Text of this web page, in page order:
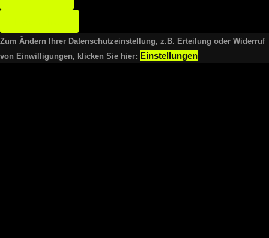
Zum Ändern Ihrer Datenschutzeinstellung, z.B. Erteilung oder Widerruf
von Einwilligungen, klicken Sie hier: Einstellungen